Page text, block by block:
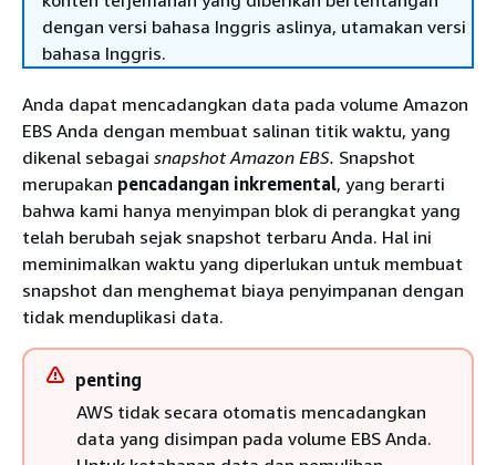
dengan versi bahasa Inggris aslinya, utamakan versi
bahasa Inggris.
Anda dapat mencadangkan data pada volume Amazon
EBS Anda dengan membuat salinan titik waktu, yang
dikenal sebagai snapshot Amazon EBS. Snapshot
merupakan pencadangan inkremental, yang berarti
bahwa kami hanya menyimpan blok di perangkat yang
telah berubah sejak snapshot terbaru Anda. Hal ini
meminimalkan waktu yang diperlukan untuk membuat
snapshot dan menghemat biaya penyimpanan dengan
tidak menduplikasi data.
penting
AWS tidak secara otomatis mencadangkan
data yang disimpan pada volume EBS Anda.